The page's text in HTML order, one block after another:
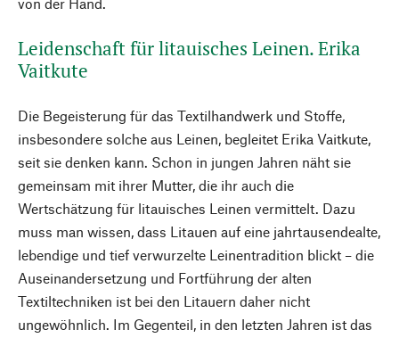
Leidenschaft für litauisches Leinen. Erika
Vaitkute
Die Begeisterung für das Textilhandwerk und Stoffe,
insbesondere solche aus Leinen, begleitet Erika Vaitkute,
seit sie denken kann. Schon in jungen Jahren näht sie
gemeinsam mit ihrer Mutter, die ihr auch die
Wertschätzung für litauisches Leinen vermittelt. Dazu
muss man wissen, dass Litauen auf eine jahrtausendealte,
lebendige und tief verwurzelte Leinentradition blickt – die
Auseinandersetzung und Fortführung der alten
Textiltechniken ist bei den Litauern daher nicht
ungewöhnlich. Im Gegenteil, in den letzten Jahren ist das